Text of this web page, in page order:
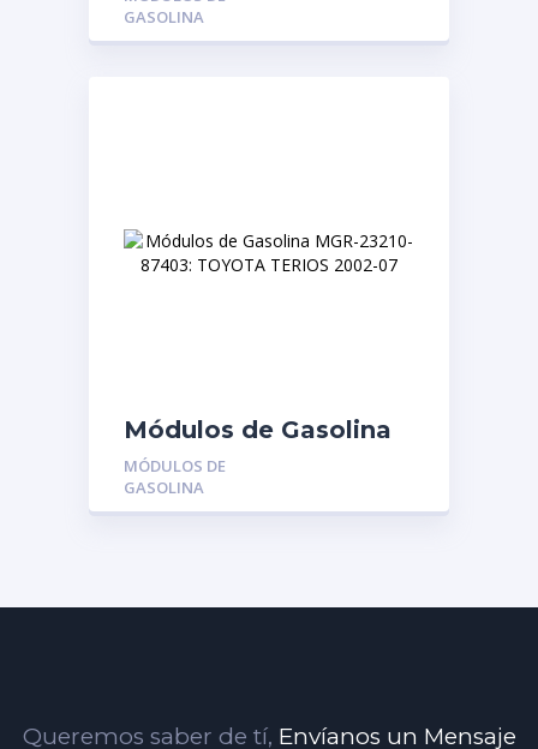
CHEVROLET
SILVERADO 5.3 04/06
GASOLINA
Módulos de Gasolina
MGR-23210-87403:
TOYOTA TERIOS 2002-
07
MÓDULOS DE
GASOLINA
Queremos saber de tí, Envíanos un Mensaje